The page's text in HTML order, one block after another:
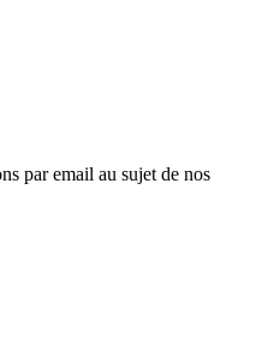
par email au sujet de nos